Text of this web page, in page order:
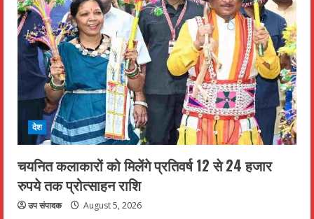
देश
चयनित कलाकारों को मिलेंगे प्रतिवर्ष 12 से 24 हजार
रुपये तक प्रोत्साहन राशि
उप संपादक August 5, 2026